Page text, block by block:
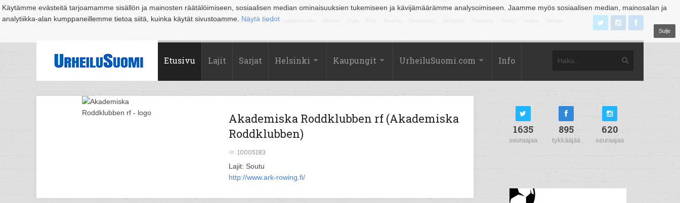
Käytämme evästeitä tarjoamamme sisällön ja mainosten räätälöimiseen, sosiaalisen median ominaisuuksien tukemiseen ja kävijämäärämme analysoimiseen. Jaamme myös sosiaalisen median, mainosalan ja
analytiikka-alan kumppaneillemme tietoa siitä, kuinka käytät sivustoamme. Näytä tiedot
Sulje
Suomi Espoo Helsinki Hämeenlinna Joensuu Jyväskylä Kouvola Kuopio Lahti
Etusivu Lajit Sarjat Helsinki Kaupungit UrheiluSuomi.com Info
Akademiska Roddklubben rf (Akademiska
Roddklubben)
10005183
Lajit: Soutu
http://www.ark-rowing.fi/
1635
seuraajaa
895
tykkääjää
620
seuraajaa